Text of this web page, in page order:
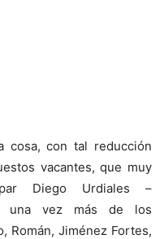
con tal reducción
vacantes, que muy
Diego Urdiales –
una vez más de los
Román, Jiménez Fortes,